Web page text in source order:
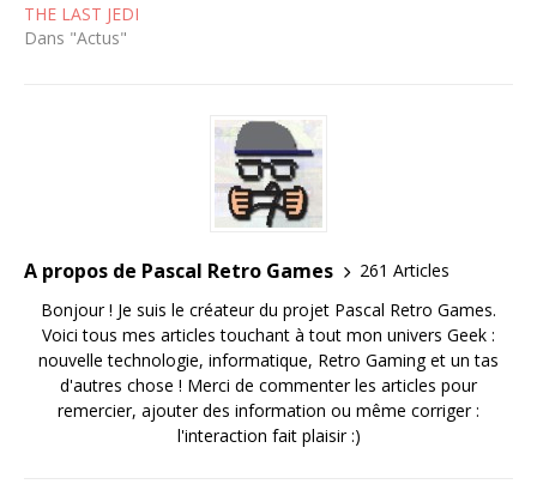
THE LAST JEDI
Dans "Actus"
A propos de Pascal Retro Games
261 Articles
Bonjour ! Je suis le créateur du projet Pascal Retro Games.
Voici tous mes articles touchant à tout mon univers Geek :
nouvelle technologie, informatique, Retro Gaming et un tas
d'autres chose ! Merci de commenter les articles pour
remercier, ajouter des information ou même corriger :
l'interaction fait plaisir :)